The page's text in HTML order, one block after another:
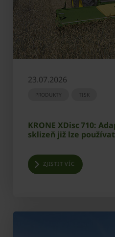
23.07.2026
PRODUKTY TISK
KRONE XDisc 710:
sklizeň již lze
ZJISTIT VÍC